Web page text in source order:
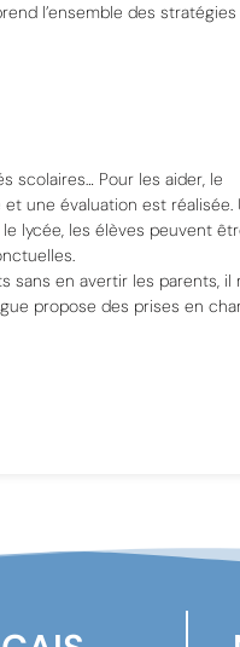
l’ensemble des stratégies
scolaires… Pour les aider, le
une évaluation est réalisée.
lycée, les élèves peuvent
sans en avertir les parents, il
propose des prises en